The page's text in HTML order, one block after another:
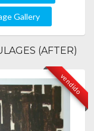
Gallery
(AFTER)
vendido